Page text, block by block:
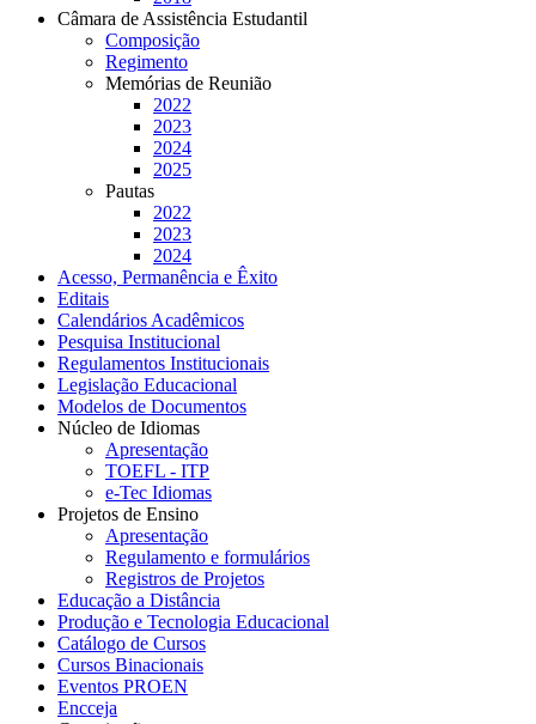
Câmara de Assistência Estudantil
Composição
Regimento
Memórias de Reunião
2022
2023
2024
2025
Pautas
2022
2023
2024
Acesso, Permanência e Êxito
Editais
Calendários Acadêmicos
Pesquisa Institucional
Regulamentos Institucionais
Legislação Educacional
Modelos de Documentos
Núcleo de Idiomas
Apresentação
TOEFL - ITP
e-Tec Idiomas
Projetos de Ensino
Apresentação
Regulamento e formulários
Registros de Projetos
Educação a Distância
Produção e Tecnologia Educacional
Catálogo de Cursos
Cursos Binacionais
Eventos PROEN
Encceja